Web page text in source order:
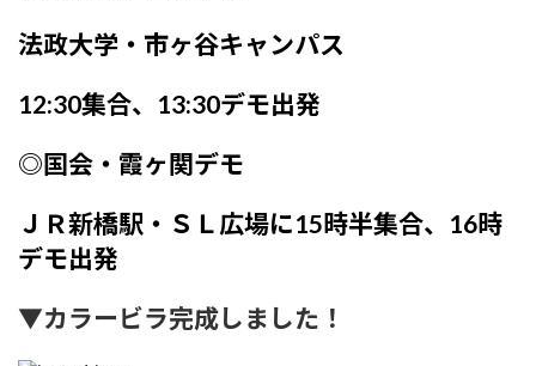
法政大学・市ヶ谷キャンパス
12:30集合、13:30デモ出発
◎国会・霞ヶ関デモ
ＪＲ新橋駅・ＳＬ広場に15時半集合、16時
デモ出発
▼カラービラ完成しました！